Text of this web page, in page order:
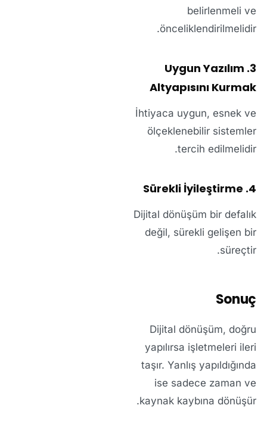
belirlenmeli ve
önceliklendirilmelidir.
3. Uygun Yazılım
Altyapısını Kurmak
İhtiyaca uygun, esnek ve
ölçeklenebilir sistemler
tercih edilmelidir.
4. Sürekli İyileştirme
Dijital dönüşüm bir defalık
değil, sürekli gelişen bir
süreçtir.
Sonuç
Dijital dönüşüm, doğru
yapılırsa işletmeleri ileri
taşır. Yanlış yapıldığında
ise sadece zaman ve
kaynak kaybına dönüşür.